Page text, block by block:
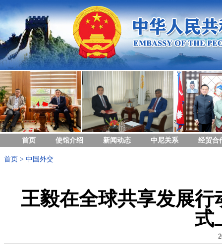
首页 使馆介绍 新闻动态 中尼关系 经贸合
首页 > 中国外交
王毅在全球共享发展
式